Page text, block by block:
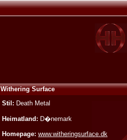
Withering Surface
Stil: Death Metal
Heimatland: D�nemark
Homepage: www.witheringsurface.dk